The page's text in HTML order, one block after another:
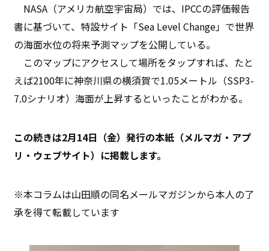
NASA（アメリカ航空宇宙局）では、IPCCの評価報告
書に基づいて、特設サイト「Sea Level Change」で世界
の海面水位の将来予測マップを公開している。
このマップにアクセスして場所をタップすれば、たと
えば2100年に神奈川県の横須賀で1.05メートル（SSP3-
7.0シナリオ）海面が上昇するといったことがわかる。
この続きは2月14日（金）発行の本紙（メルマガ・アプ
リ・ウェブサイト）に掲載します。
※本コラムは山田順の同名メールマガジンから本人の了
承を得て転載しています